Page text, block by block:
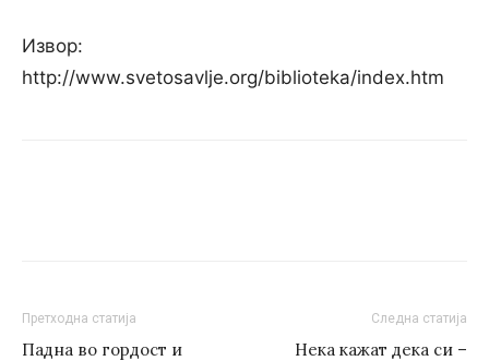
Извор:
http://www.svetosavlje.org/biblioteka/index.htm
Претходна статија
Падна во гордост и
Следна статија
Нека кажат дека си –